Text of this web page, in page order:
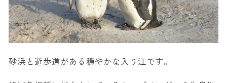
砂浜と遊歩道がある穏やかな入り江です。